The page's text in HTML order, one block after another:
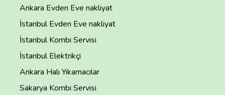
Ankara Evden Eve nakliyat
İstanbul Evden Eve nakliyat
İstanbul Kombi Servisi
İstanbul Elektrikçi
Ankara Halı Yıkamacılar
Sakarya Kombi Servisi